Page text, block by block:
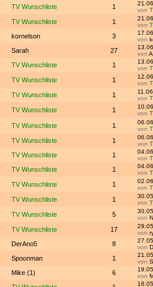
TV Wunschliste 1
von
TV Wunschliste 1
von
kornelson 3
von
Sarah 27
von
TV Wunschliste 1
von
TV Wunschliste 1
von
TV Wunschliste 1
von
TV Wunschliste 1
von
TV Wunschliste 1
von
TV Wunschliste 1
von
TV Wunschliste 1
von
TV Wunschliste 1
von
TV Wunschliste 1
von
TV Wunschliste 1
von
TV Wunschliste 5
von
TV Wunschliste 17
von
DerAno5 8
von
Spoonman 1
von
Mike (1) 6
von